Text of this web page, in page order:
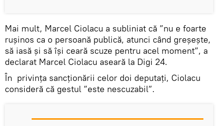
Mai mult, Marcel Ciolacu a subliniat că ”nu e foarte
rușinos ca o persoană publică, atunci când greșește,
să iasă și să își ceară scuze pentru acel moment”, a
declarat Marcel Ciolacu aseară la Digi 24.
În privința sancționării celor doi deputați, Ciolacu
consideră că gestul ”este nescuzabil”.